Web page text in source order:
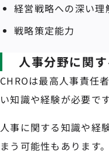
経営戦略への深い理
戦略策定能力
人事分野に関
CHROは最高人事責任
い知識や経験が必要です
人事に関する知識や経
まう可能性もあります。